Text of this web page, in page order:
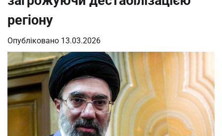
регіону
Опубліковано 13.03.2026